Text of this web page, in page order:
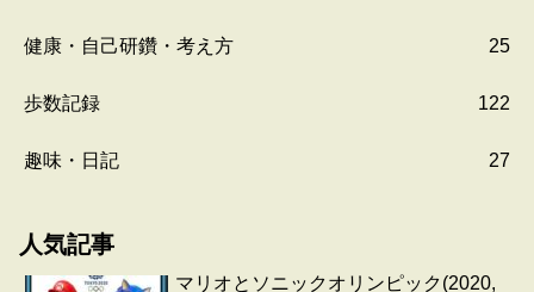
健康・自己研鑽・考え方 25
歩数記録 122
趣味・日記 27
人気記事
マリオとソニックオリンピック(2020,